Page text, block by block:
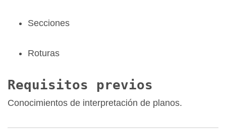
Secciones
Roturas
Requisitos previos
Conocimientos de interpretación de planos.